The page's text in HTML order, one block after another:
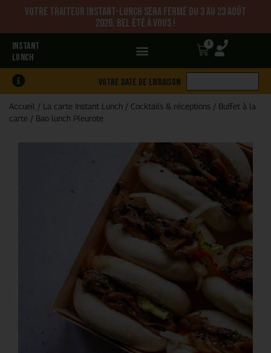
Votre traiteur Instant-Lunch sera fermé du 3 au 23 août
2026. Bel été à vous !
INSTANT
LUNCH
0
Votre date de livraison
Accueil / La carte Instant Lunch / Cocktails & réceptions / Buffet à la
carte / Bao lunch Pleurote